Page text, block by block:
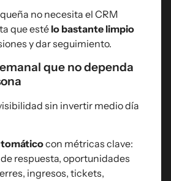
no necesita el CRM
que esté lo bastante limpio
y dar seguimiento.
que no dependa
sin invertir medio día
con métricas clave:
respuesta, oportunidades
ingresos, tickets,